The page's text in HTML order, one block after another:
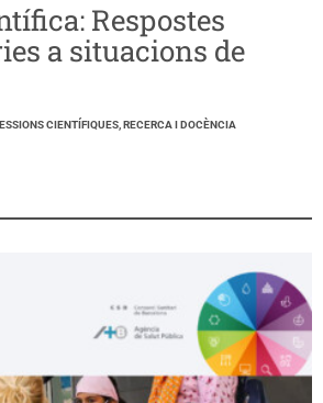
Respostes
a situacions de
CIENTÍFIQUES, RECERCA I DOCÈNCIA